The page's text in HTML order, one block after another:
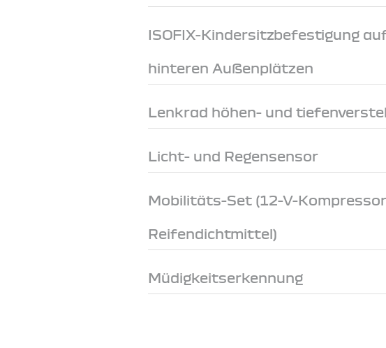
ISOFIX-Kindersitzbefestigung
hinteren Außenplätzen
Lenkrad höhen- und
Licht- und Regensensor
Mobilitäts-Set (12-V-
Reifendichtmittel)
Müdigkeitserkennung